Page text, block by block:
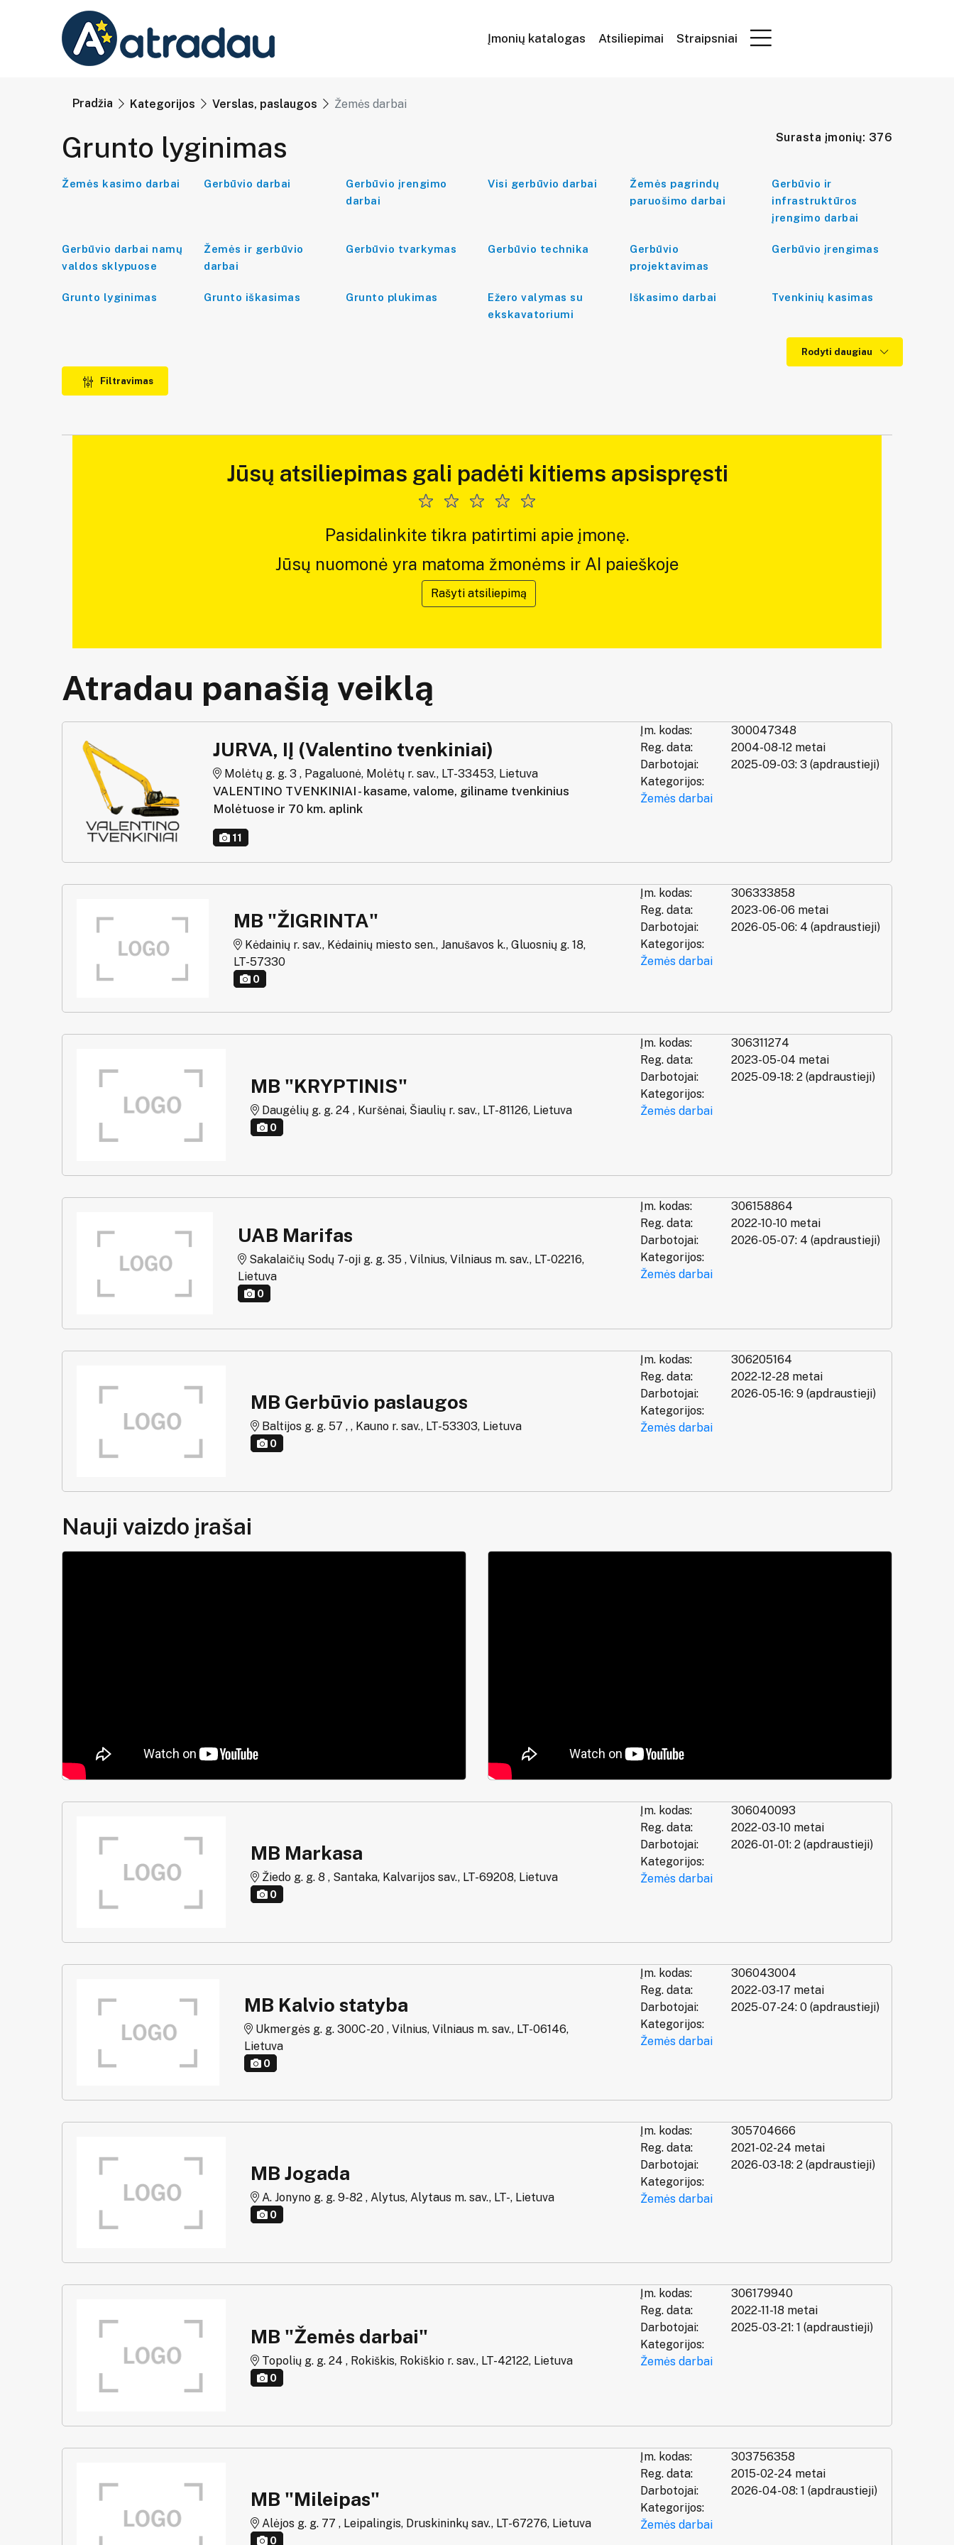
Įmonių katalogas Atsiliepimai Straipsniai
Pradžia Kategorijos Verslas, paslaugos Žemės darbai
Grunto lyginimas Surasta įmonių: 376
Žemės kasimo darbai Gerbūvio darbai
Gerbūvio įrengimo
darbai
Visi gerbūvio darbai
Žemės pagrindų
paruošimo darbai
Gerbūvio ir
infrastruktūros
įrengimo darbai
Gerbūvio darbai namų
valdos sklypuose
Žemės ir gerbūvio
darbai
Gerbūvio tvarkymas Gerbūvio technika
Gerbūvio
projektavimas
Gerbūvio įrengimas
Grunto lyginimas Grunto iškasimas Grunto plukimas
Ežero valymas su
ekskavatoriumi
Iškasimo darbai Tvenkinių kasimas
Rodyti daugiau
Filtravimas
Jūsų atsiliepimas gali padėti kitiems apsispręsti
Pasidalinkite tikra patirtimi apie įmonę.
Jūsų nuomonė yra matoma žmonėms ir AI paieškoje
Rašyti atsiliepimą
Atradau panašią veiklą
JURVA, IĮ (Valentino tvenkiniai)
Molėtų g. g. 3 , Pagaluonė, Molėtų r. sav., LT-33453, Lietuva
VALENTINO TVENKINIAI - kasame, valome, giliname tvenkinius
Molėtuose ir 70 km. aplink
11
Įm. kodas:
300047348
Reg. data:
2004-08-12 metai
Darbotojai:
2025-09-03: 3 (apdraustieji)
Kategorijos:
Žemės darbai
MB "ŽIGRINTA"
Kėdainių r. sav., Kėdainių miesto sen., Janušavos k., Gluosnių g. 18,
LT-57330
0
Įm. kodas:
306333858
Reg. data:
2023-06-06 metai
Darbotojai:
2026-05-06: 4 (apdraustieji)
Kategorijos:
Žemės darbai
MB "KRYPTINIS"
Daugėlių g. g. 24 , Kuršėnai, Šiaulių r. sav., LT-81126, Lietuva
0
Įm. kodas:
306311274
Reg. data:
2023-05-04 metai
Darbotojai:
2025-09-18: 2 (apdraustieji)
Kategorijos:
Žemės darbai
UAB Marifas
Sakalaičių Sodų 7-oji g. g. 35 , Vilnius, Vilniaus m. sav., LT-02216,
Lietuva
0
Įm. kodas:
306158864
Reg. data:
2022-10-10 metai
Darbotojai:
2026-05-07: 4 (apdraustieji)
Kategorijos:
Žemės darbai
MB Gerbūvio paslaugos
Baltijos g. g. 57 , , Kauno r. sav., LT-53303, Lietuva
0
Įm. kodas:
306205164
Reg. data:
2022-12-28 metai
Darbotojai:
2026-05-16: 9 (apdraustieji)
Kategorijos:
Žemės darbai
Nauji vaizdo įrašai
MB Markasa
Žiedo g. g. 8 , Santaka, Kalvarijos sav., LT-69208, Lietuva
0
Įm. kodas:
306040093
Reg. data:
2022-03-10 metai
Darbotojai:
2026-01-01: 2 (apdraustieji)
Kategorijos:
Žemės darbai
MB Kalvio statyba
Ukmergės g. g. 300C-20 , Vilnius, Vilniaus m. sav., LT-06146,
Lietuva
0
Įm. kodas:
306043004
Reg. data:
2022-03-17 metai
Darbotojai:
2025-07-24: 0 (apdraustieji)
Kategorijos:
Žemės darbai
MB Jogada
A. Jonyno g. g. 9-82 , Alytus, Alytaus m. sav., LT-, Lietuva
0
Įm. kodas:
305704666
Reg. data:
2021-02-24 metai
Darbotojai:
2026-03-18: 2 (apdraustieji)
Kategorijos:
Žemės darbai
MB "Žemės darbai"
Topolių g. g. 24 , Rokiškis, Rokiškio r. sav., LT-42122, Lietuva
0
Įm. kodas:
306179940
Reg. data:
2022-11-18 metai
Darbotojai:
2025-03-21: 1 (apdraustieji)
Kategorijos:
Žemės darbai
MB "Mileipas"
Alėjos g. g. 77 , Leipalingis, Druskininkų sav., LT-67276, Lietuva
0
Įm. kodas:
303756358
Reg. data:
2015-02-24 metai
Darbotojai:
2026-04-08: 1 (apdraustieji)
Kategorijos:
Žemės darbai